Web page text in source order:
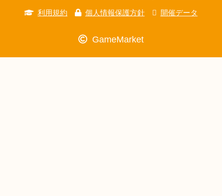
利用規約 個人情報保護方針 開催データ
GameMarket